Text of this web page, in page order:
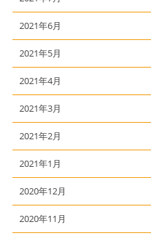
2021年6月
2021年5月
2021年4月
2021年3月
2021年2月
2021年1月
2020年12月
2020年11月